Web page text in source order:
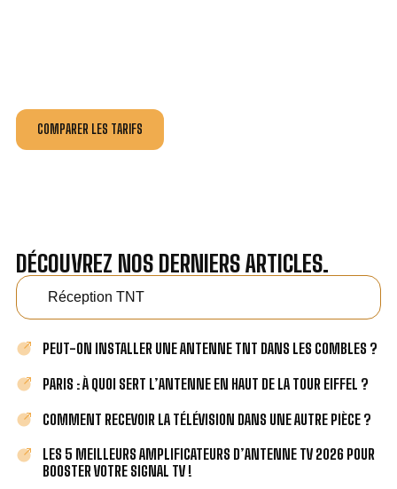
COMPARER LES TARIFS
DÉCOUVREZ NOS DERNIERS ARTICLES.
Réception TNT
PEUT-ON INSTALLER UNE ANTENNE TNT DANS LES COMBLES ?
PARIS : À QUOI SERT L’ANTENNE EN HAUT DE LA TOUR EIFFEL ?
COMMENT RECEVOIR LA TÉLÉVISION DANS UNE AUTRE PIÈCE ?
LES 5 MEILLEURS AMPLIFICATEURS D’ANTENNE TV 2026 POUR
BOOSTER VOTRE SIGNAL TV !